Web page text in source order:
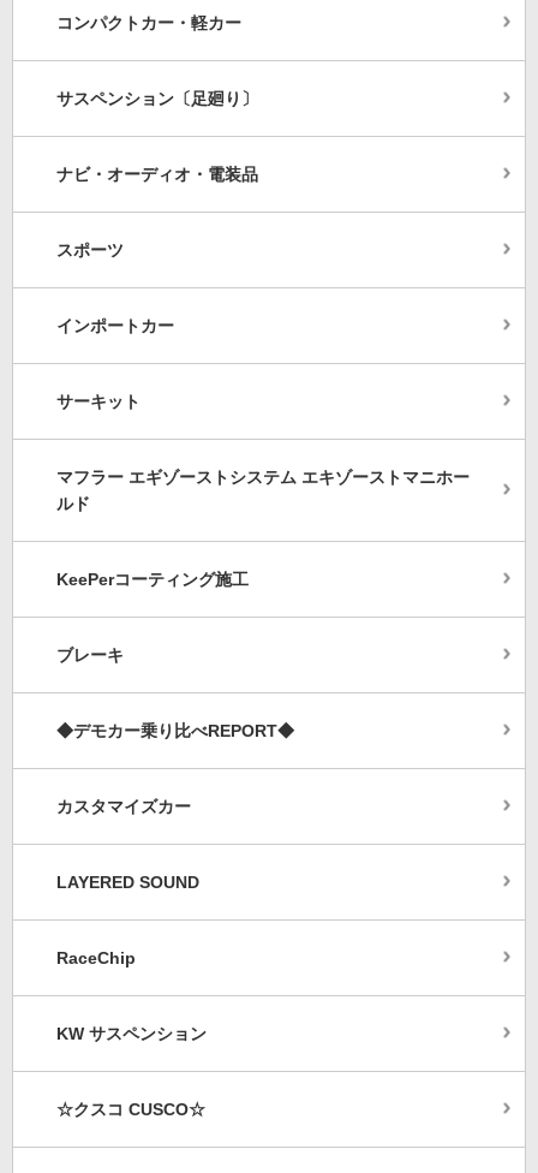
コンパクトカー・軽カー
サスペンション〔足廻り〕
ナビ・オーディオ・電装品
スポーツ
インポートカー
サーキット
マフラー エギゾーストシステム エキゾーストマニホー
ルド
KeePerコーティング施工
ブレーキ
◆デモカー乗り比べREPORT◆
カスタマイズカー
LAYERED SOUND
RaceChip
KW サスペンション
☆クスコ CUSCO☆